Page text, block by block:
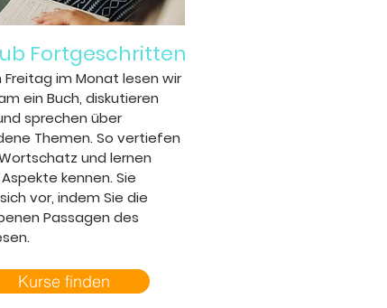
Fortgeschritten
Freitag im Monat lesen wir
ein Buch, diskutieren
sprechen über
Themen. So vertiefen
und lernen
kennen. Sie
vor, indem Sie die
Passagen des
Kurse finden